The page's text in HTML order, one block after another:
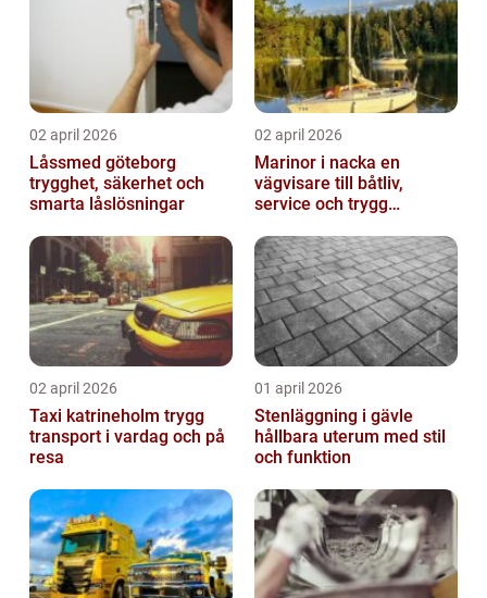
02 april 2026
Låssmed göteborg
trygghet, säkerhet och
smarta låslösningar
02 april 2026
Marinor i nacka en
vägvisare till båtliv,
service och trygg
02 april 2026
Taxi katrineholm trygg
transport i vardag och på
resa
01 april 2026
Stenläggning i gävle
hållbara uterum med stil
och funktion